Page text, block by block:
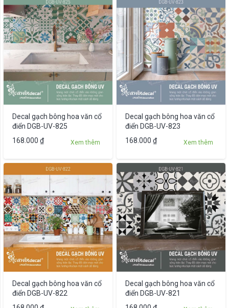
có
nhiều
biến
thể.
Các
tùy
chọn
có
được
chọn
trên
sản
phẩm
Decal gạch bông hoa văn cổ
điển DGB-UV-825
168.000 ₫ Xem thêm
Sản
này
có
nhiều
biến
thể.
Các
tùy
chọn
có
được
chọn
trên
Decal gạch bông hoa văn cổ
điển DGB-UV-823
168.000 ₫ Xem thêm
Decal gạch bông hoa văn cổ
điển DGB-UV-822
Sản
Decal gạch bông hoa văn cổ
điển DGB-UV-821